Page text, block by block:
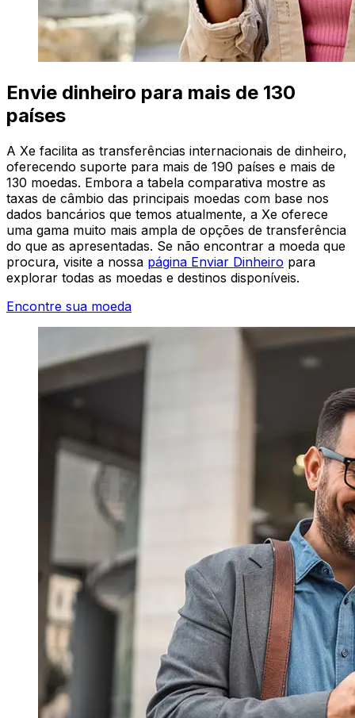
Envie dinheiro para mais de 130
países
A Xe facilita as transferências internacionais de dinheiro,
oferecendo suporte para mais de 190 países e mais de
130 moedas. Embora a tabela comparativa mostre as
taxas de câmbio das principais moedas com base nos
dados bancários que temos atualmente, a Xe oferece
uma gama muito mais ampla de opções de transferência
do que as apresentadas. Se não encontrar a moeda que
procura, visite a nossa página Enviar Dinheiro para
explorar todas as moedas e destinos disponíveis.
Encontre sua moeda